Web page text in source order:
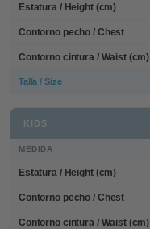
Estatura / Height (cm)
Contorno pecho / Chest
Contorno cintura / Waist (cm)
Talla / Size
KIDS
MEDIDA
Estatura / Height (cm)
Contorno pecho / Chest
Contorno cintura / Waist (cm)